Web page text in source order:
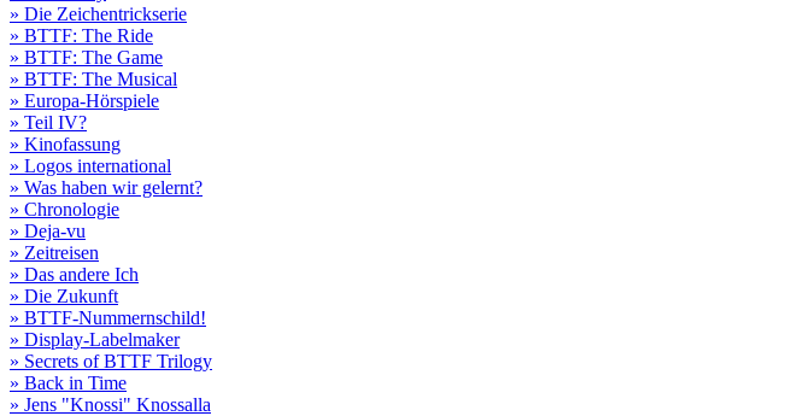
» Die Zeichentrickserie
» BTTF: The Ride
» BTTF: The Game
» BTTF: The Musical
» Europa-Hörspiele
» Teil IV?
» Kinofassung
» Logos international
» Was haben wir gelernt?
» Chronologie
» Deja-vu
» Zeitreisen
» Das andere Ich
» Die Zukunft
» BTTF-Nummernschild!
» Display-Labelmaker
» Secrets of BTTF Trilogy
» Back in Time
» Jens "Knossi" Knossalla